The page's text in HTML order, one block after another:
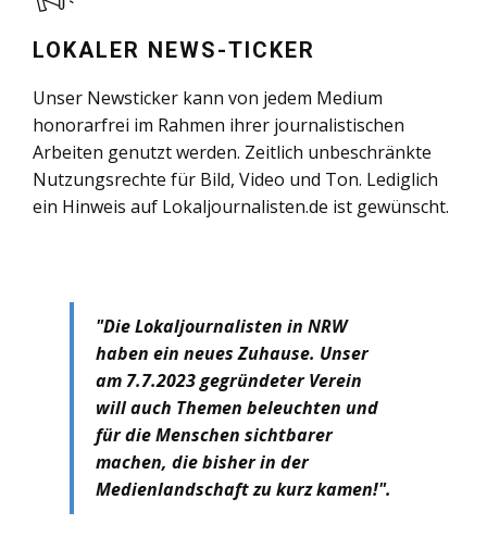
LOKALER NEWS-TICKER
Unser Newsticker kann von jedem Medium
honorarfrei im Rahmen ihrer journalistischen
Arbeiten genutzt werden. Zeitlich unbeschränkte
Nutzungsrechte für Bild, Video und Ton. Lediglich
ein Hinweis auf Lokaljournalisten.de ist gewünscht.
"Ich schreibe gerne
über lokale
Veranstaltungen. Ich
über neue
Lokaljournalismus.